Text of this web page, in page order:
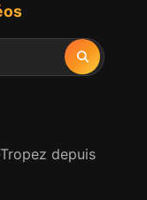
depuis